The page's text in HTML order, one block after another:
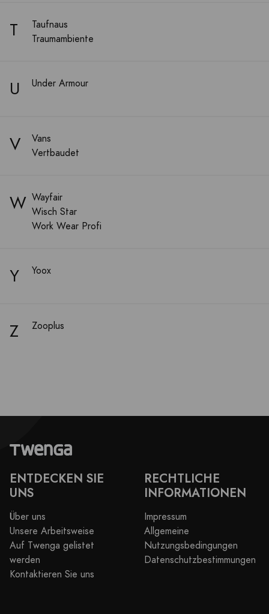
T
Taufnaus
Traumambiente
U Under Armour
V
Vans
Vertbaudet
W Wayfair
Wisch Star
Work Wear Profi
Y Yoox
Z Zooplus
ENTDECKEN SIE
UNS
Über uns
Unsere Arbeitsweise
Auf Twenga gelistet
werden
Kontaktieren Sie uns
RECHTLICHE
INFORMATIONEN
Impressum
Allgemeine
Nutzungsbedingungen
Datenschutzbestimmungen